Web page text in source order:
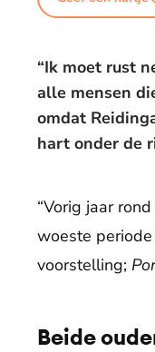
“Ik moet rust
alle mensen
omdat
hart onder de
“Vorig jaar
woeste
voorstelling;
Beide